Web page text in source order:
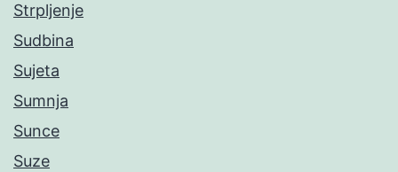
Strpljenje
Sudbina
Sujeta
Sumnja
Sunce
Suze